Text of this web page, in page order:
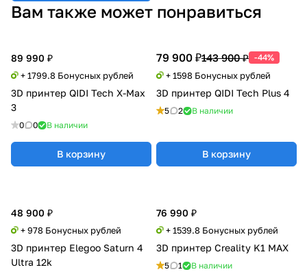
Вам также может понравиться
89 990 ₽
+ 1799.8 Бонусных рублей
3D принтер QIDI Tech X-Max
3
0 0 В наличии
В корзину
79 900 ₽143 900 ₽ -44%
+ 1598 Бонусных рублей
3D принтер QIDI Tech Plus 4
5 2 В наличии
В корзину
76 990 ₽
+ 1539.8 Бонусных рублей
3D принтер Creality K1 MAX
5 1 В наличии
48 900 ₽
+ 978 Бонусных рублей
3D принтер Elegoo Saturn 4
Ultra 12k